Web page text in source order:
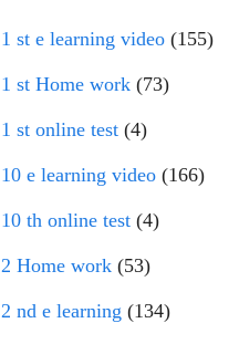
1 st e learning video(155)
1 st Home work(73)
1 st online test(4)
10 e learning video(166)
10 th online test(4)
2 Home work(53)
2 nd e learning (134)